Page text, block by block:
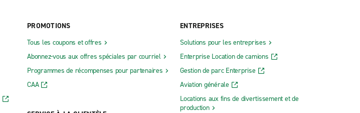
PROMOTIONS
Tous les coupons et offres
Abonnez-vous aux offres spéciales par courriel
Programmes de récompenses pour partenaires
CAA
ENTREPRISES
Solutions pour les entreprises
Enterprise Location de camions
Gestion de parc Enterprise
Aviation générale
Locations aux fins de divertissement et de
production